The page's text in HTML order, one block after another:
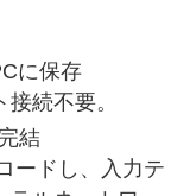
に保存
続不要。
結
ードし、入力テ